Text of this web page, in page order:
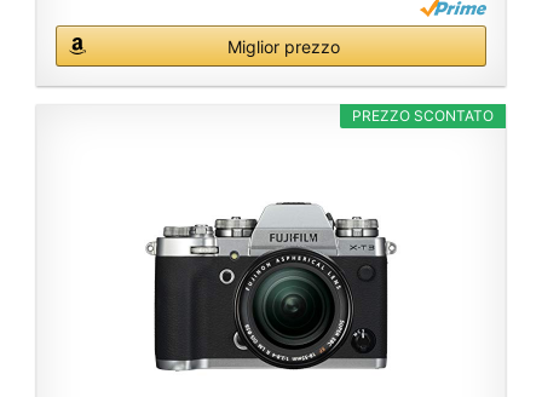
Miglior prezzo
PREZZO SCONTATO